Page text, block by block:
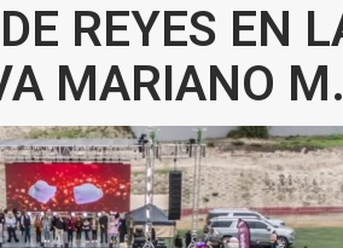
REYES EN
MARIANO M.